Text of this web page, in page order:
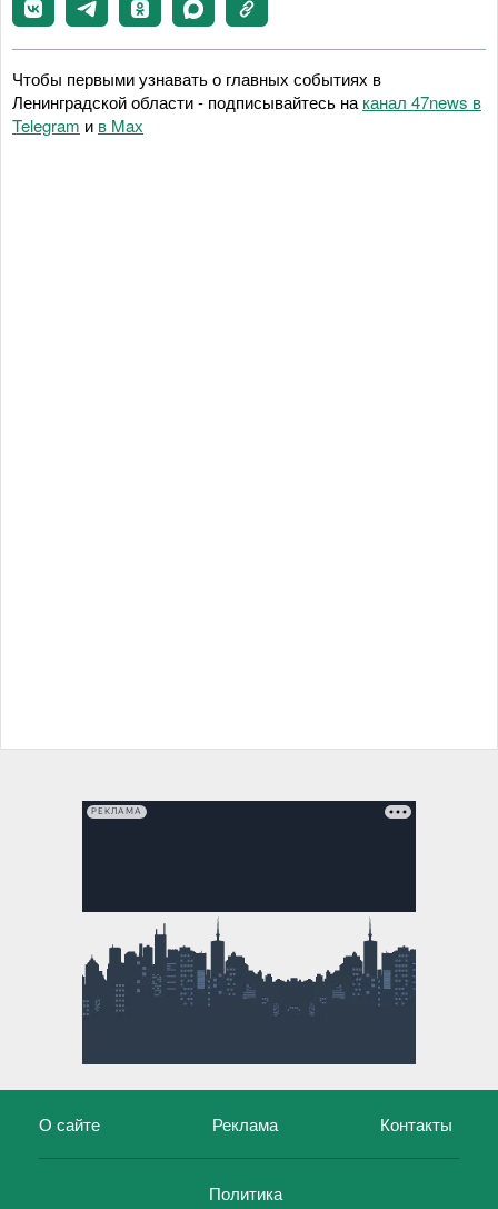
Чтобы первыми узнавать о главных событиях в
Ленинградской области - подписывайтесь на канал 47news в
Telegram и в Maх
РЕКЛАМА
О сайте Реклама Контакты
Политика